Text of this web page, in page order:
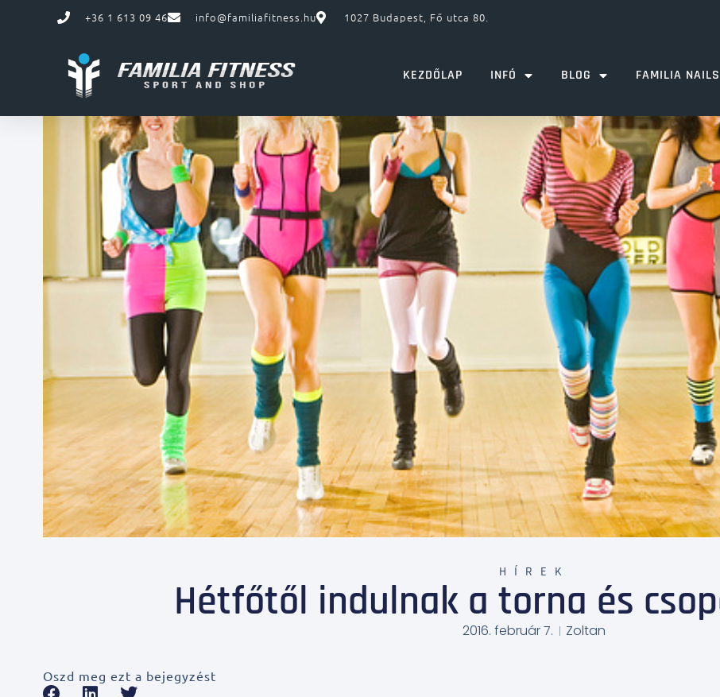
+36 1 613 09 46 info@familiafitness.hu 1027 Budapest, Fő utca 80.
KEZDŐLAP INFÓ BLOG FAMILIA NAILS
HÍREK
Hétfőtől indulnak a torna és
2016. február 7. Zoltan
Oszd meg ezt a bejegyzést